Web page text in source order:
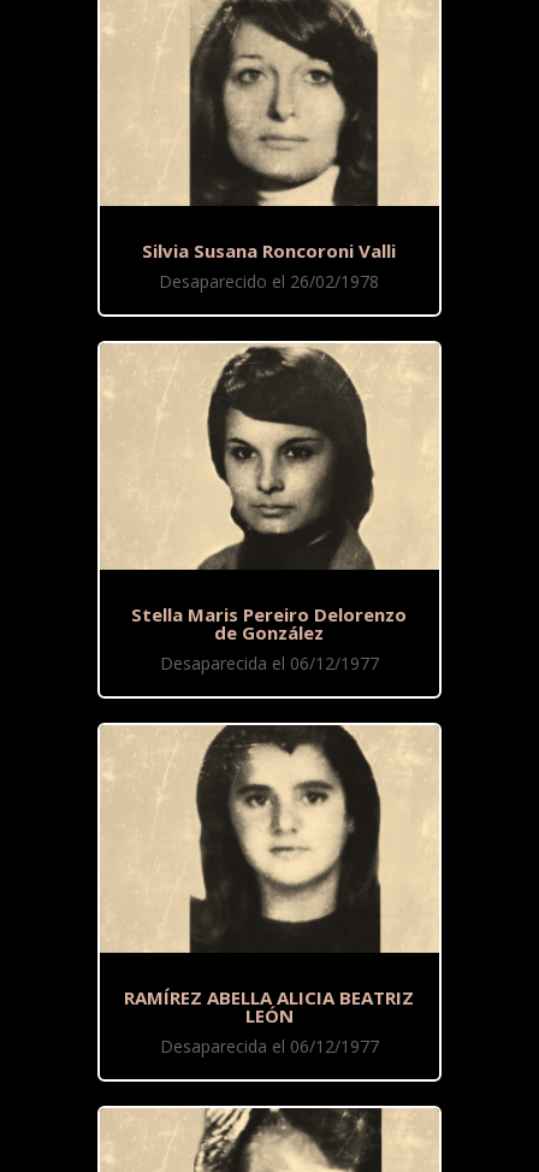
Silvia Susana Roncoroni Valli
Desaparecido el 26/02/1978
Stella Maris Pereiro Delorenzo
de González
Desaparecida el 06/12/1977
RAMÍREZ ABELLA ALICIA BEATRIZ
LEÓN
Desaparecida el 06/12/1977